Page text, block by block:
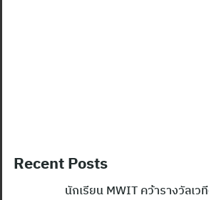
Recent Posts
นักเรียน MWIT คว้ารางวัลเว